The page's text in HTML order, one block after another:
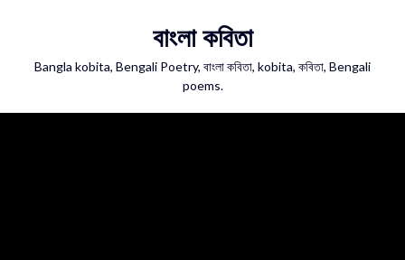
বাংলা কবিতা
Bangla kobita, Bengali Poetry, বাংলা কবিতা, kobita, কবিতা, Bengali
poems.